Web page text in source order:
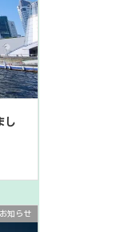
し
お知らせ